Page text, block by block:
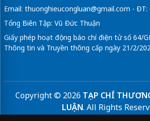
Email: thuonghieucongluan@gmail.com - ĐT:
Tổng Biên Tập: Vũ Đức Thuận
Giấy phép hoạt động báo chí điện tử số 64/
Thông tin và Truyền thông cấp ngày 21/2/
Copyright © 2026 TẠP CHÍ
LUẬN. All Rights